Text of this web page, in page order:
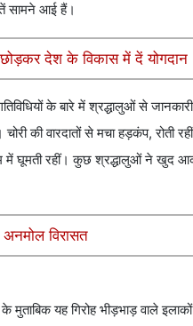
सामने आई हैं।
छोड़कर देश के विकास में दें योगदान
के बारे में श्रद्धालुओं से जानकारी
की वारदातों से मचा हड़कंप, रोती
में घूमती रहीं। कुछ श्रद्धालुओं ने
विरासत
यह गिरोह भीड़भाड़ वाले